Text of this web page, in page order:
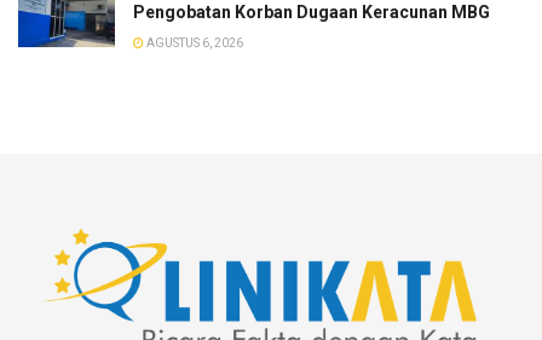
Pengobatan Korban Dugaan Keracunan MBG
AGUSTUS 6, 2026